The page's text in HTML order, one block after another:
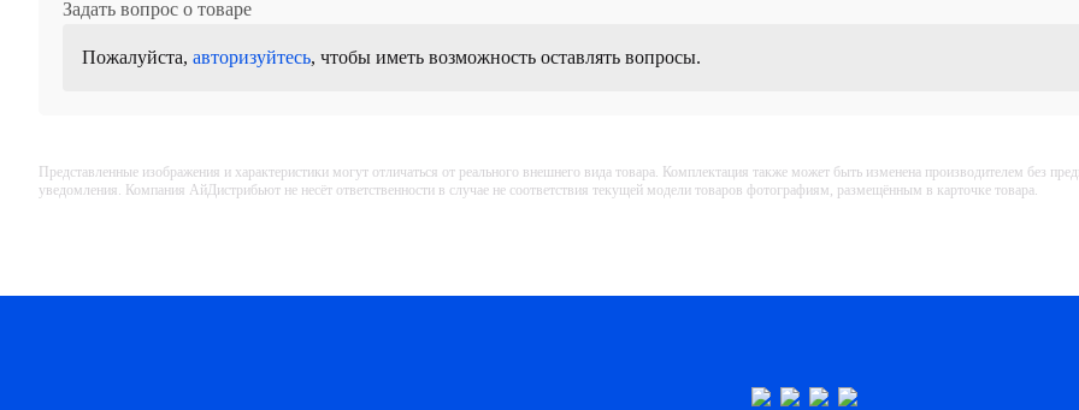
Задать вопрос о товаре
Пожалуйста, авторизуйтесь, чтобы иметь возможность оставлять вопросы.
Представленные изображения и характеристики могут отличаться от реального внешнего вида товара. Комплектация также может быть изменена производителем без
уведомления. Компания АйДистрибьют не несёт ответственности в случае не соответствия текущей модели товаров фотографиям, размещённым в карточке товара.